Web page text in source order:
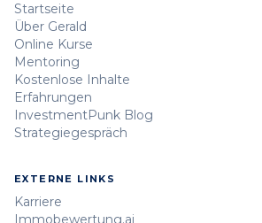
Startseite
Über Gerald
Online Kurse
Mentoring
Kostenlose Inhalte
Erfahrungen
InvestmentPunk Blog
Strategiegespräch
EXTERNE LINKS
Karriere
Immobewertung.ai